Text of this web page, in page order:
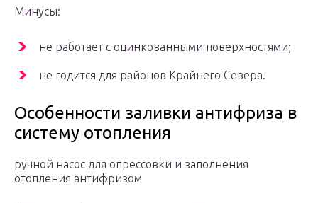
Минусы:
не работает с оцинкованными поверхностями;
не годится для районов Крайнего Севера.
Особенности заливки антифриза в
систему отопления
ручной насос для опрессовки и заполнения
отопления антифризом